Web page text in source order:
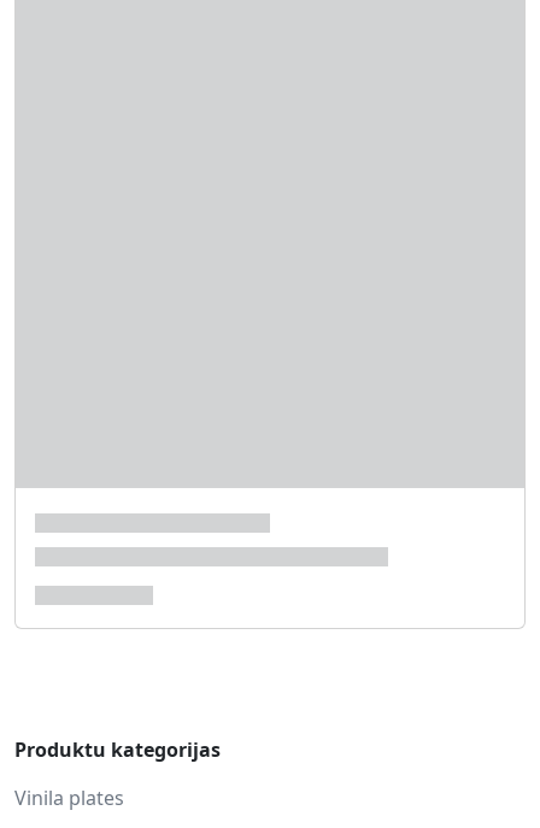
Produktu kategorijas
Vinila plates